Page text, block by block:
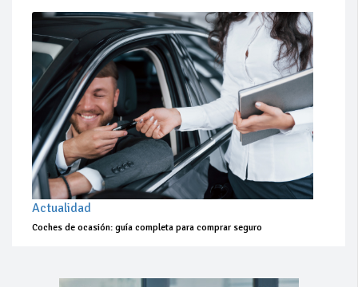
Actualidad
Coches de ocasión: guía completa para comprar seguro